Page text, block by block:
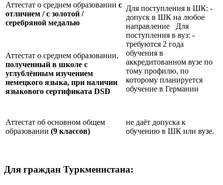
Аттестат о среднем образовании с
отличием / с золотой /
серебряной медалью
Для поступления в ШК: -
допуск в ШК на любое
направление Для
поступления в вуз: -
требуются 2 года
обучения в
аккредитованном вузе по
тому профилю, по
которому планируется
обучение в Германии
Аттестат о среднем образовании,
полученный в школе с
углублённым изучением
немецкого языка, при наличии
языкового сертификата DSD
Аттестат об основном общем
образовании (9 классов)
не даёт допуска к
обучению в ШК или вузе.
Для граждан Туркменистана: